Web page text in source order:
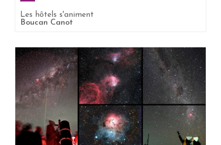
Les hôtels s'animent
Boucan Canot